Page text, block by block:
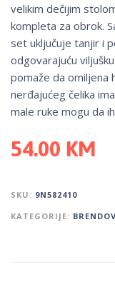
velikim dečijim
kompleta za obrok.
set uključuje tanjir i
odgovarajuću
pomaže da omiljena
nerđajućeg čelika
male ruke mogu da
54.00 KM
SKU: 9N582410
KATEGORIJE: